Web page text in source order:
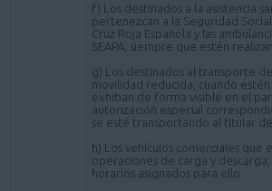
f) Los destinados a la asistencia
pertenezcan a la Seguridad Social,
Cruz Roja Española y las
SEAPA, siempre que estén
g) Los destinados al transporte
movilidad reducida, cuando estén
exhiban de forma visible en el
autorización especial
se esté transportando al titular
h) Los vehículos comerciales que
operaciones de carga y descarga,
horarios asignados para ello.